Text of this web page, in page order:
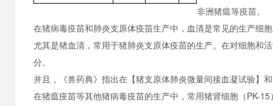
非洲猪瘟等疫苗。
在猪病毒疫苗和肺炎支原体疫苗生产中，血清是常见的生产细
尤其是猪血清，常用于猪肺炎支原体疫苗的生产。在对细胞和
分。
并且，《兽药典》指出在【猪支原体肺炎微量间接血凝试验】
在猪瘟疫苗等其他猪病毒疫苗的生产中，常用猪肾细胞（PK-